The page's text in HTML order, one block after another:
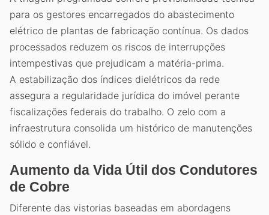
para os gestores encarregados do abastecimento
elétrico de plantas de fabricação contínua. Os dados
processados reduzem os riscos de interrupções
intempestivas que prejudicam a matéria-prima.
A estabilização dos índices dielétricos da rede
assegura a regularidade jurídica do imóvel perante
fiscalizações federais do trabalho. O zelo com a
infraestrutura consolida um histórico de manutenções
sólido e confiável.
Aumento da Vida Útil dos Condutores
de Cobre
Diferente das vistorias baseadas em abordagens